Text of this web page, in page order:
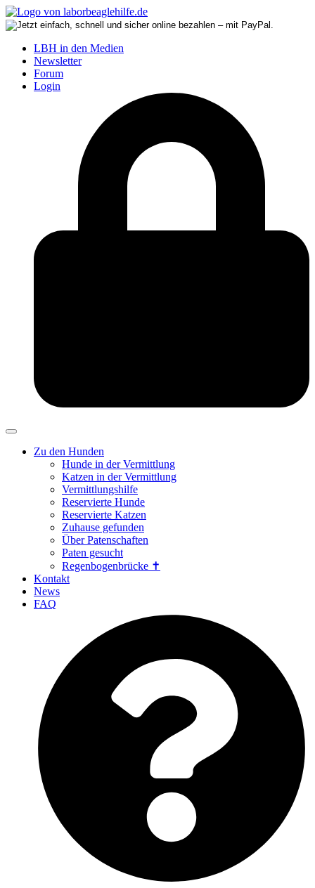
LBH in den Medien
Newsletter
Forum
Login
Zu den Hunden
Hunde in der Vermittlung
Katzen in der Vermittlung
Vermittlungshilfe
Reservierte Hunde
Reservierte Katzen
Zuhause gefunden
Über Patenschaften
Paten gesucht
Regenbogenbrücke ✝
Kontakt
News
FAQ